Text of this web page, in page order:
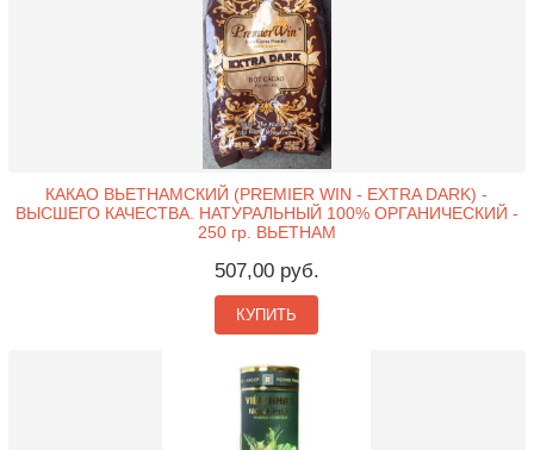
КАКАО ВЬЕТНАМСКИЙ (PREMIER WIN - EXTRA DARK) -
ВЫСШЕГО КАЧЕСТВА. НАТУРАЛЬНЫЙ 100% ОРГАНИЧЕСКИЙ -
250 гр. ВЬЕТНАМ
507,00 руб.
КУПИТЬ